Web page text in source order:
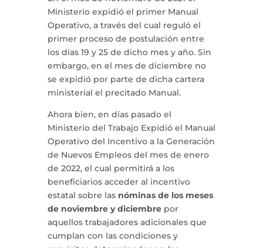
Ministerio expidió el primer Manual
Operativo, a través del cual reguló el
primer proceso de postulación entre
los días 19 y 25 de dicho mes y año. Sin
embargo, en el mes de diciembre no
se expidió por parte de dicha cartera
ministerial el precitado Manual.
Ahora bien, en días pasado el
Ministerio del Trabajo Expidió el Manual
Operativo del Incentivo a la Generación
de Nuevos Empleos del mes de enero
de 2022, el cual permitirá a los
beneficiarios acceder al incentivo
estatal sobre las nóminas de los meses
de noviembre y diciembrepor
aquellos trabajadores adicionales que
cumplan con las condiciones y